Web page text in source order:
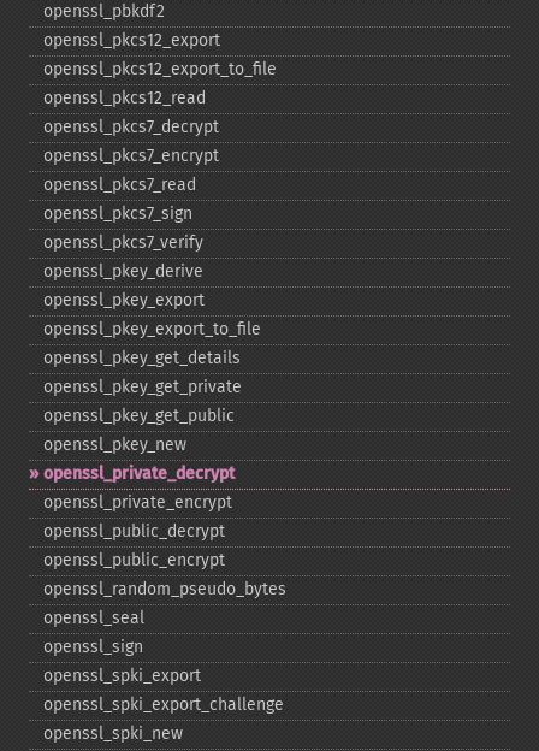
openssl_​pbkdf2
openssl_​pkcs12_​export
openssl_​pkcs12_​export_​to_​file
openssl_​pkcs12_​read
openssl_​pkcs7_​decrypt
openssl_​pkcs7_​encrypt
openssl_​pkcs7_​read
openssl_​pkcs7_​sign
openssl_​pkcs7_​verify
openssl_​pkey_​derive
openssl_​pkey_​export
openssl_​pkey_​export_​to_​file
openssl_​pkey_​get_​details
openssl_​pkey_​get_​private
openssl_​pkey_​get_​public
openssl_​pkey_​new
openssl_​private_​decrypt
openssl_​private_​encrypt
openssl_​public_​decrypt
openssl_​public_​encrypt
openssl_​random_​pseudo_​bytes
openssl_​seal
openssl_​sign
openssl_​spki_​export
openssl_​spki_​export_​challenge
openssl_​spki_​new